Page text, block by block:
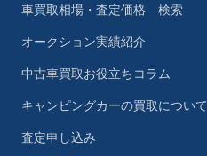
車買取相場・査定価格 検索
オークション実績紹介
中古車買取お役立ちコラム
キャンピングカーの買取について
査定申し込み